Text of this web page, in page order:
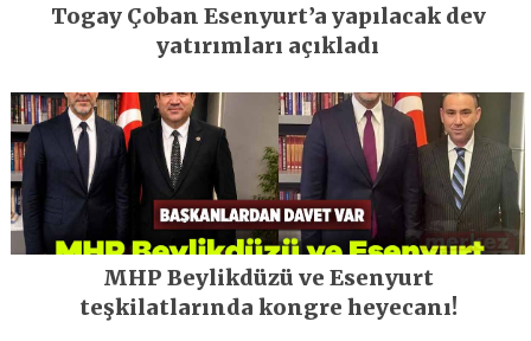
Togay Çoban Esenyurt’a yapılacak dev
yatırımları açıkladı
MHP Beylikdüzü ve Esenyurt
teşkilatlarında kongre heyecanı!